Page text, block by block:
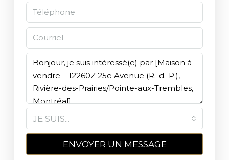
JE SUIS...
ENVOYER UN MESSAGE